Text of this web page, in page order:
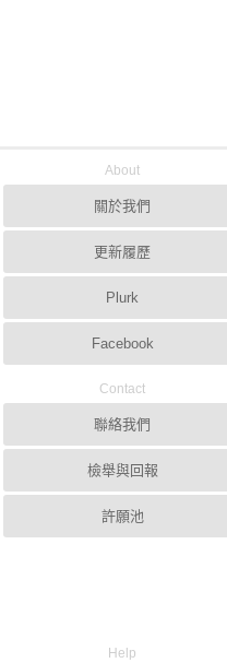
About
關於我們
更新履歷
Plurk
Facebook
Contact
聯絡我們
檢舉與回報
許願池
Help